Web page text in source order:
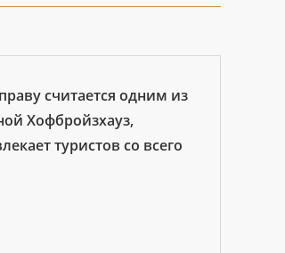
считается одним из
Хофбройзхауз,
туристов со всего